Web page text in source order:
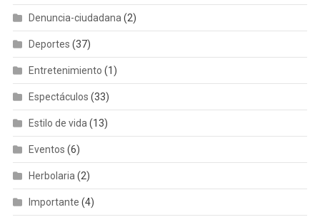
Denuncia-ciudadana(2)
Deportes (37)
Entretenimiento (1)
Espectáculos (33)
Estilo de vida(13)
Eventos (6)
Herbolaria(2)
Importante (4)